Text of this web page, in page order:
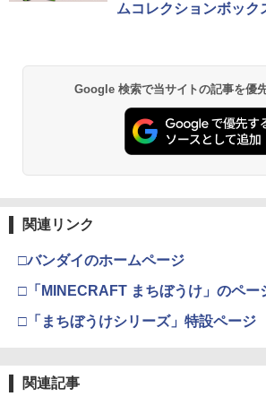
ムコレクションボック
Google 検索で当サイトの記事を優
関連リンク
□バンダイのホームページ
□「MINECRAFT まちぼうけ」のペー
□「まちぼうけシリーズ」特設ページ
関連記事